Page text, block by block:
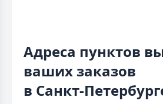
Адреса пунктов
ваших заказов
в Санкт-